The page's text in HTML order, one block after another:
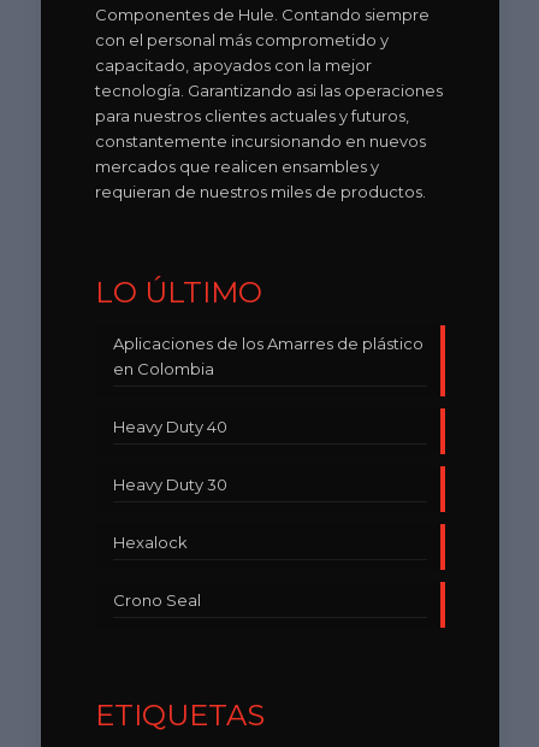
Componentes de Hule. Contando siempre
con el personal más comprometido y
capacitado, apoyados con la mejor
tecnología. Garantizando asi las operaciones
para nuestros clientes actuales y futuros,
constantemente incursionando en nuevos
mercados que realicen ensambles y
requieran de nuestros miles de productos.
LO ÚLTIMO
Aplicaciones de los Amarres de plástico
en Colombia
Heavy Duty 40
Heavy Duty 30
Hexalock
Crono Seal
ETIQUETAS